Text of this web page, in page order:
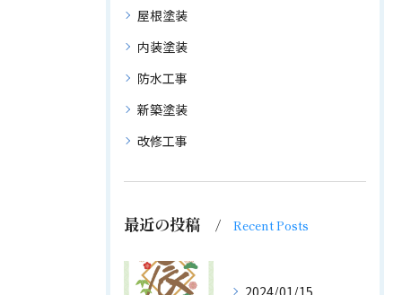
屋根塗装
内装塗装
防水工事
新築塗装
改修工事
最近の投稿 Recent Posts
2024/01/15